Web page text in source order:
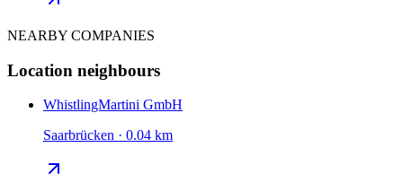
NEARBY COMPANIES
Location neighbours
WhistlingMartini GmbH
Saarbrücken · 0.04 km